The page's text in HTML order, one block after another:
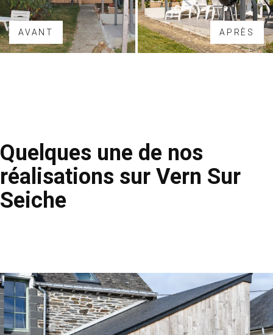
AVANT APRÈS
Quelques une de nos
réalisations sur Vern Sur
Seiche